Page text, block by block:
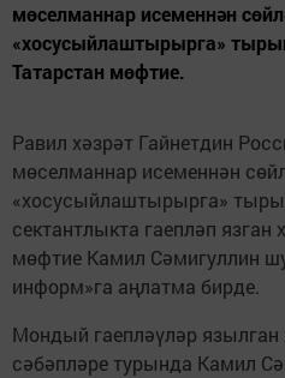
мөселманнар исеменнән
«хосусыйлаштырырга»
Татарстан мөфтие.
Равил хәзрәт Гайнетдин
мөселманнар исеменнән
«хосусыйлаштырырга»
сектантлыкта гаепләп язган
мөфтие Камил Сәмигуллин
информ»га аңлатма бирде.
Мондый гаепләүләр
сәбәпләре турында Камил